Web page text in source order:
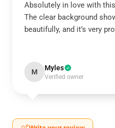
Absolutely in love with
The clear background
beautifully, and it’s very
M Myles
Verified owner